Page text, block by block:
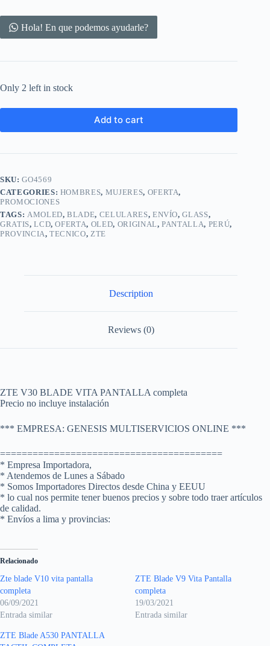
Hola! En que podemos ayudarle?
Only 2 left in stock
Add to cart
SKU:GO4569
CATEGORIES: HOMBRES, MUJERES, OFERTA,
PROMOCIONES
TAGS: AMOLED,BLADE, CELULARES, ENVÍO,GLASS,
GRATIS,LCD,OFERTA, OLED, ORIGINAL,PANTALLA, PERÚ,
PROVINCIA,TECNICO, ZTE
Description
Reviews (0)
ZTE V30 BLADE VITA PANTALLA completa
Precio no incluye instalación
*** EMPRESA: GENESIS MULTISERVICIOS ONLINE ***
=========================================
* Empresa Importadora,
* Atendemos de Lunes a Sábado
* Somos Importadores Directos desde China y EEUU
* lo cual nos permite tener buenos precios y sobre todo traer artículos
de calidad.
* Envíos a lima y provincias:
Relacionado
Zte blade V10 vita pantalla
completa
06/09/2021
Entrada similar
ZTE Blade V9 Vita Pantalla
completa
19/03/2021
Entrada similar
ZTE Blade A530 PANTALLA